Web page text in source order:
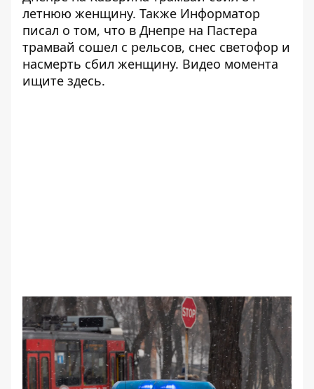
летнюю женщину. Также Информатор
писал о том, что в Днепре на Пастера
трамвай сошел с рельсов, снес светофор и
насмерть сбил женщину. Видео момента
ищите здесь.